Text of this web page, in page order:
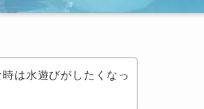
は水遊びがしたくなっ